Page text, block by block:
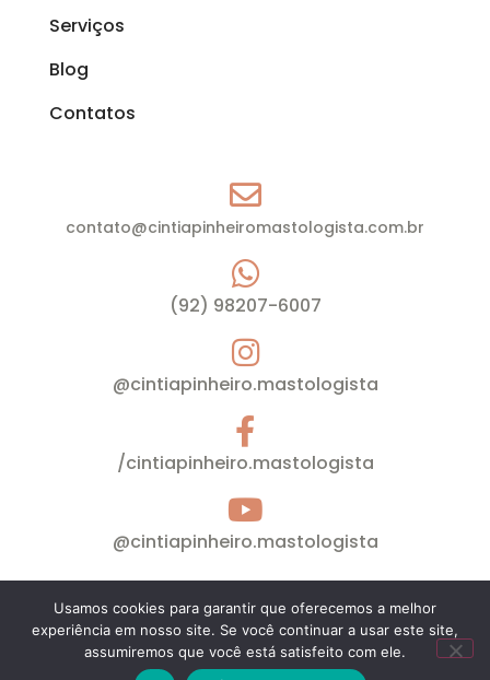
Serviços
Blog
Contatos
contato@cintiapinheiromastologista.com.br
(92) 98207-6007
@cintiapinheiro.mastologista
/cintiapinheiro.mastologista
@cintiapinheiro.mastologista
Cíntia Pinheiro © Ginecologia – Mastologia – Todos
os direitos reservados
Usamos cookies para garantir que oferecemos a melhor
experiência em nosso site. Se você continuar a usar este site,
assumiremos que você está satisfeito com ele.